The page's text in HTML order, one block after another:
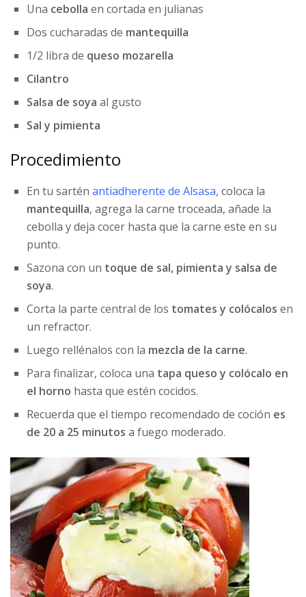
Una cebolla en cortada en julianas
Dos cucharadas de mantequilla
1/2 libra de queso mozarella
Cilantro
Salsa de soya al gusto
Sal y pimienta
Procedimiento
En tu sartén antiadherente de Alsasa, coloca la
mantequilla, agrega la carne troceada, añade la
cebolla y deja cocer hasta que la carne este en su
punto.
Sazona con un toque de sal, pimienta y salsa de
soya.
Corta la parte central de los tomates y colócalos en
un refractor.
Luego rellénalos con la mezcla de la carne.
Para finalizar, coloca una tapa queso y colócalo en
el horno hasta que estén cocidos.
Recuerda que el tiempo recomendado de coción es
de 20 a 25 minutos a fuego moderado.